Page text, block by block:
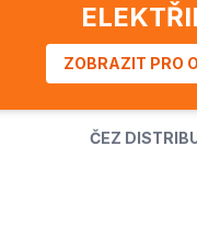
ZOBRAZIT PRO
ČEZ